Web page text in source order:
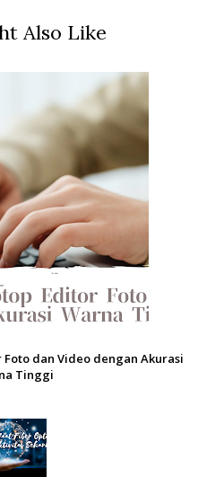
Also Like
dan Video dengan Akurasi
Tinggi